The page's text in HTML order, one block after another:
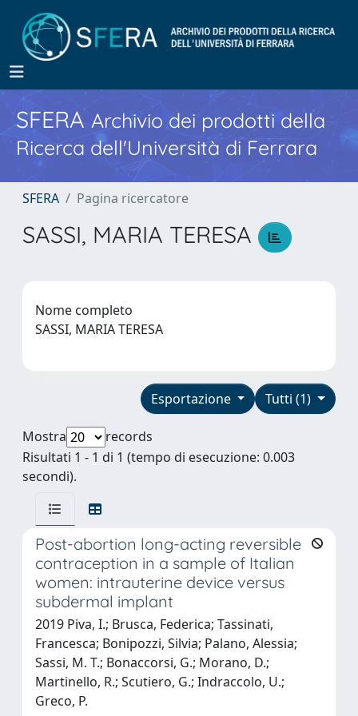
SFERA Archivio dei prodotti della
Ricerca dell'Università di Ferrara
SFERA Pagina ricercatore
SASSI, MARIA TERESA
Nome completo
SASSI, MARIA TERESA
Tutti (1)
Esportazione
Mostra
records
Risultati 1 - 1 di 1 (tempo di esecuzione: 0.003
secondi).
Post-abortion long-acting reversible
contraception in a sample of Italian
women: intrauterine device versus
subdermal implant
2019 Piva, I.; Brusca, Federica; Tassinati,
Francesca; Bonipozzi, Silvia; Palano, Alessia;
Sassi, M. T.; Bonaccorsi, G.; Morano, D.;
Martinello, R.; Scutiero, G.; Indraccolo, U.;
Greco, P.